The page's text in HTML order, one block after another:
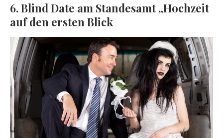
6. Blind Date am Standesamt „Hochzeit
auf den ersten Blick